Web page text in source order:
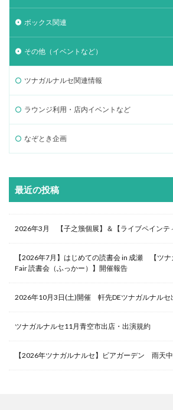
ボックス関連
その他（イベントなど）
ツナガルナルセ関連情報
ラウンジ利用・店内イベントなど
なぞとき企画
最近の投稿
2026年3月 【子之籏個展】＆【ライブペインテ
【2026年7月】はじめての読書会 in 成瀬 【ツ
Fair 読書会（ふっかー）】開催報告
2026年10月3日(土)開催 軒先DEツナガルナルセ
ツナガルナルセ11月青空市出店・出演規約
【2026年ツナガルナルセ】ビアガーデン 雨天